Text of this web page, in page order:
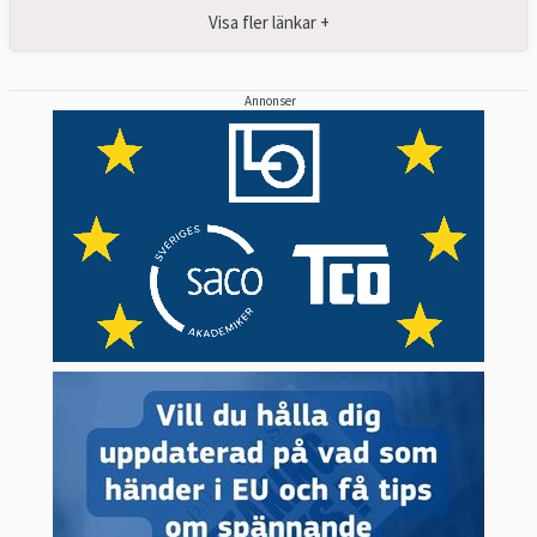
Visa fler länkar +
Annonser